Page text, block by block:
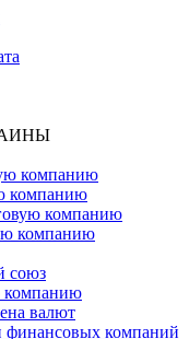
компанию
компанию
компанию
компанию
союз
компанию
валют
финансовых компаний